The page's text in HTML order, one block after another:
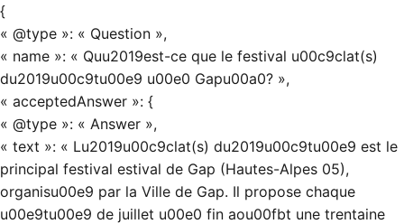
{
« @type »: « Question »,
« name »: « Quu2019est-ce que le festival u00c9clat(s)
du2019u00c9tu00e9 u00e0 Gapu00a0? »,
« acceptedAnswer »: {
« @type »: « Answer »,
« text »: « Lu2019u00c9clat(s) du2019u00c9tu00e9 est le
principal festival estival de Gap (Hautes-Alpes 05),
organisu00e9 par la Ville de Gap. Il propose chaque
u00e9tu00e9 de juillet u00e0 fin aou00fbt une trentaine